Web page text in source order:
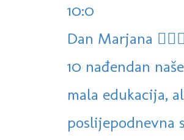
10:0
Dan Marjana
10 nađendan
mala edukacija,
poslijepodnevna